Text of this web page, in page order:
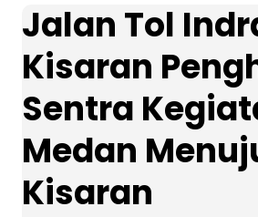
Jalan Tol
Kisaran
Sentra
Medan
Kisaran